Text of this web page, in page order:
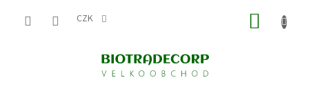
CZK